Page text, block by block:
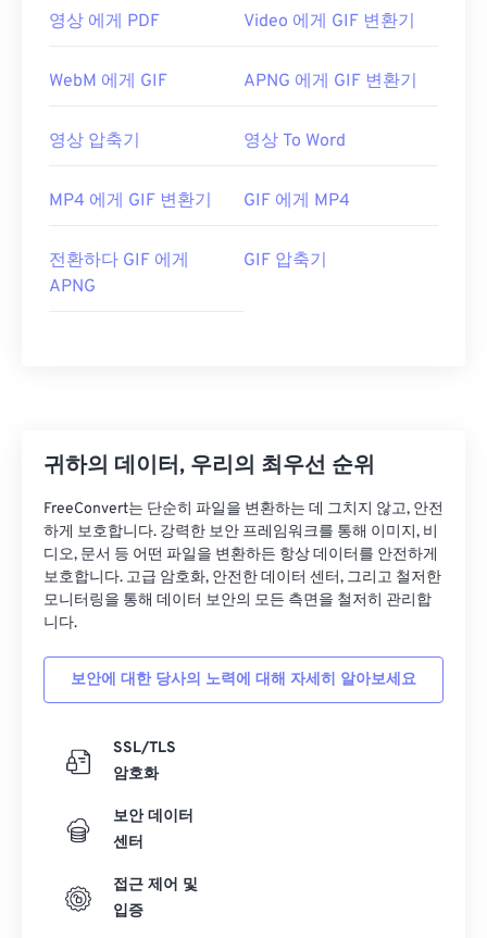
영상 에게 PDF Video 에게 GIF 변환기
WebM 에게 GIF APNG 에게 GIF 변환기
영상 압축기 영상 To Word
MP4 에게 GIF 변환기 GIF 에게 MP4
전환하다 GIF 에게
APNG
GIF 압축기
귀하의 데이터, 우리의 최우선 순위
FreeConvert는 단순히 파일을 변환하는 데 그치지 않고, 안전
하게 보호합니다. 강력한 보안 프레임워크를 통해 이미지, 비
디오, 문서 등 어떤 파일을 변환하든 항상 데이터를 안전하게
보호합니다. 고급 암호화, 안전한 데이터 센터, 그리고 철저한
모니터링을 통해 데이터 보안의 모든 측면을 철저히 관리합
니다.
보안에 대한 당사의 노력에 대해 자세히 알아보세요
SSL/TLS
암호화
보안 데이터
센터
접근 제어 및
입증